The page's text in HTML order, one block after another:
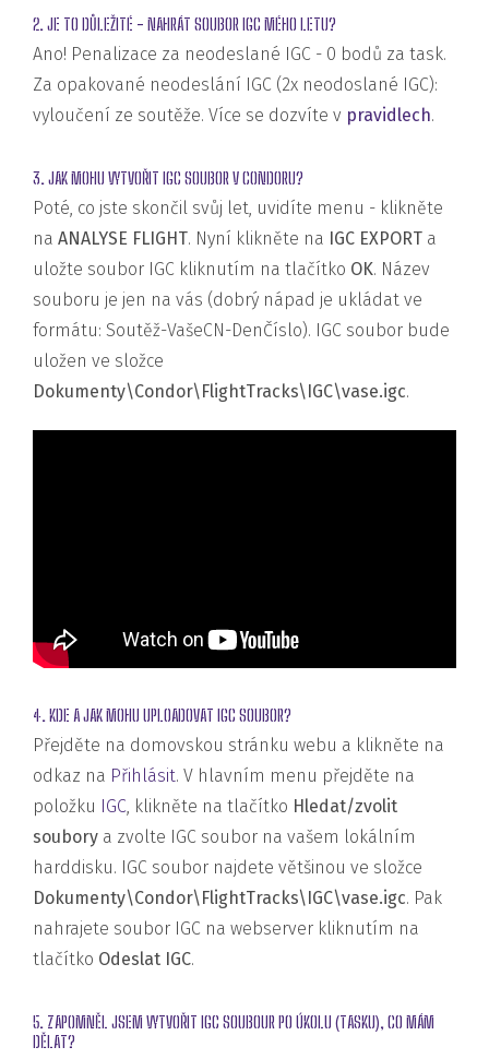
2. JE TO DŮLEŽITÉ - NAHRÁT SOUBOR IGC MÉHO LETU?
Ano! Penalizace za neodeslané IGC - 0 bodů za task.
Za opakované neodeslání IGC (2x neodoslané IGC):
vyloučení ze soutěže. Více se dozvíte v pravidlech.
3. JAK MOHU VYTVOŘIT IGC SOUBOR V CONDORU?
Poté, co jste skončil svůj let, uvidíte menu - klikněte
na ANALYSE FLIGHT. Nyní klikněte na IGC EXPORT a
uložte soubor IGC kliknutím na tlačítko OK. Název
souboru je jen na vás (dobrý nápad je ukládat ve
formátu: Soutěž-VašeCN-DenČíslo). IGC soubor bude
uložen ve složce
Dokumenty\Condor\FlightTracks\IGC\vase.igc.
4. KDE A JAK MOHU UPLOADOVAT IGC SOUBOR?
Přejděte na domovskou stránku webu a klikněte na
odkaz na Přihlásit. V hlavním menu přejděte na
položku
IGC, klikněte na tlačítko Hledat/zvolit
soubory a zvolte IGC soubor na vašem lokálním
harddisku. IGC soubor najdete většinou ve složce
Dokumenty\Condor\FlightTracks\IGC\vase.igc. Pak
nahrajete soubor IGC na webserver kliknutím na
tlačítko Odeslat IGC.
5. ZAPOMNĚL JSEM VYTVOŘIT IGC SOUBOUR PO ÚKOLU (TASKU), CO MÁM
DĚLAT?